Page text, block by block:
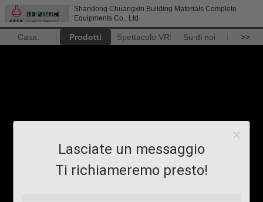
Shandong Chuangxin Building Materials Complete
Equipments Co., Ltd
Casa. Prodotti Spettacolo VR Su di noi >>
Lasciate un messaggio
Ti richiameremo presto!